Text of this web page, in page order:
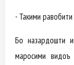
- Таҳкими
Бо назардошти
маросими видоъ